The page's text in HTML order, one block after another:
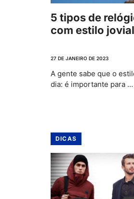
5 tipos de
com estilo jovial
27 DE JANEIRO DE 2023
A gente sabe que o
dia: é importante para …
DICAS